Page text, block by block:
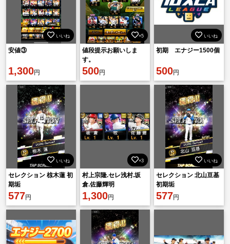
いいね
安値③
1,300円
×5
値段提示お願いしま
す。
500円
いいね
初期 エナジー1500個
500円
いいね
セレクション 椋木蓮 初
期垢
577円
×3
村上宗隆.セレ浅村.坂
倉.佐藤輝明
1,300円
いいね
セレクション 北山亘基
初期垢
577円